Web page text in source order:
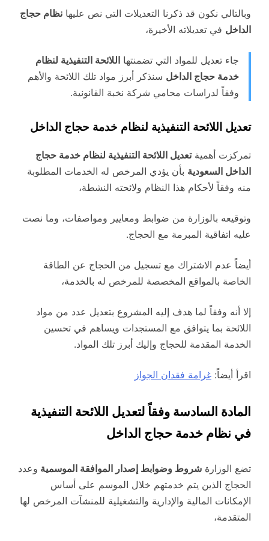
وبالتالي نكون قد ذكرنا التعديلات التي نص عليها نظام حجاج
الداخل في تعديلاته الأخيرة،
جاء تعديل للمواد التي تضمنتها اللائحة التنفيذية لنظام
خدمة حجاج الداخل سنذكر أبرز مواد تلك اللائحة والأهم
وفقاً لدراسات محامي شركة نخبة القانونية.
تعديل اللائحة التنفيذية لنظام خدمة حجاج الداخل
تمركزت أهميةتعديل اللائحة التنفيذية لنظام خدمة حجاج
الداخل السعودية بأن يؤدي المرخص له الخدمات المطلوبة
منه وفقاً لأحكام هذا النظام ولائحته النشطة،
وتوقيعه بالوزارة من ضوابط ومعايير ومواصفات، وما نصت
عليه اتفاقية المبرمة مع الحجاج.
أيضاً عدم الاشتراك مع تسجيل من الحجاج عن الطاقة
الخاصة بالمواقع المخصصة للمرخص له بالخدمة،
إلا أنه وفقاً لما هدف إليه المشروع بتعديل عدد من مواد
اللائحة بما يتوافق مع المستجدات ويساهم في تحسين
الخدمة المقدمة للحجاج وإليك أبرز تلك المواد.
اقرأ أيضاً: غرامة فقدان الجواز
المادة السادسة وفقاً لتعديل اللائحة التنفيذية
في نظام خدمة حجاج الداخل
تضع الوزارة شروط وضوابط إصدار الموافقة الموسمية وعدد
الحجاج الذين يتم خدمتهم خلال الموسم على أساس
الإمكانات المالية والإدارية والتشغيلية للمنشآت المرخص لها
المتقدمة،